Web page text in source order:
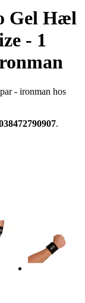
Gel Hæl
- 1
- ironman hos
.